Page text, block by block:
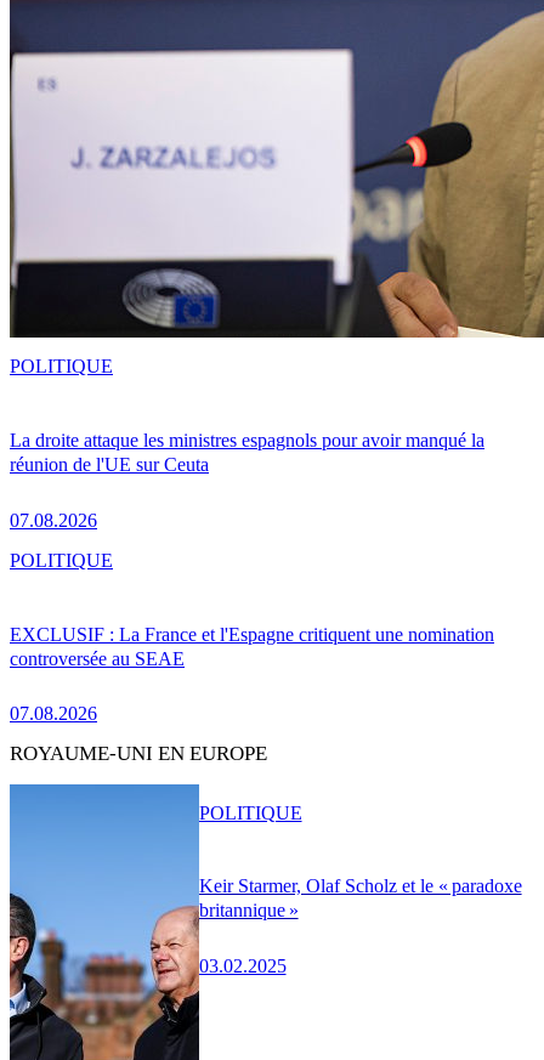
La droite attaque les ministres espagnols pour avoir manqué la
réunion de l'UE sur Ceuta
07.08.2026
POLITIQUE
EXCLUSIF : La France et l'Espagne critiquent une nomination
controversée au SEAE
07.08.2026
POLITIQUE
ROYAUME-UNI EN EUROPE
Keir Starmer, Olaf Scholz et le « paradoxe
britannique »
03.02.2025
POLITIQUE